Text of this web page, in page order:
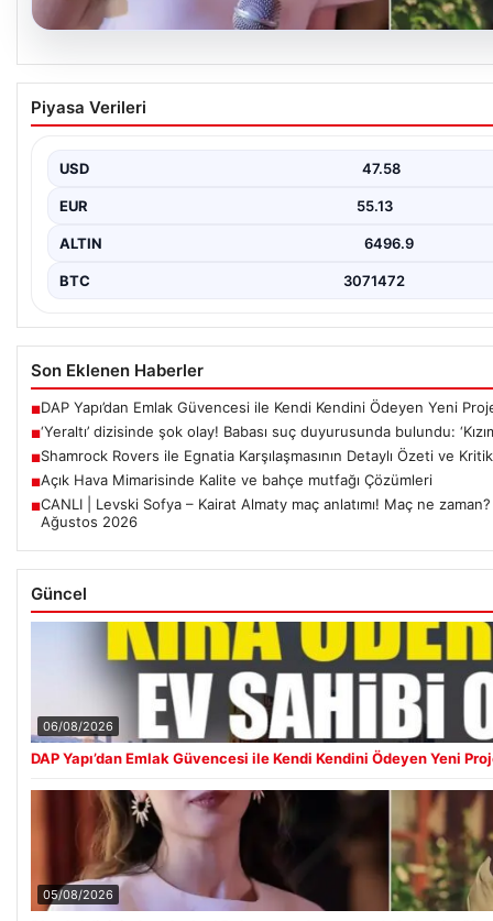
05.08.2026
‘Yeraltı’ dizisinde şok olay! Babası suç
reşit olmadığı halde…’
Piyasa Verileri
USD 47.58
EUR 55.13
ALTIN 6496.9
BTC 3071472
Son Eklenen Haberler
■DAP Yapı’dan Emlak Güvencesi ile Kendi Kendini Ödeyen Yeni
■‘Yeraltı’ dizisinde şok olay! Babası suç duyurusunda bulundu:
■Shamrock Rovers ile Egnatia Karşılaşmasının Detaylı Özeti ve
■Açık Hava Mimarisinde Kalite ve bahçe mutfağı Çözümleri
■CANLI | Levski Sofya – Kairat Almaty maç anlatımı! Maç ne
Ağustos 2026
Güncel
06/08/2026
DAP Yapı’dan Emlak Güvencesi ile Kendi Kendini Ödeyen Yeni
05/08/2026